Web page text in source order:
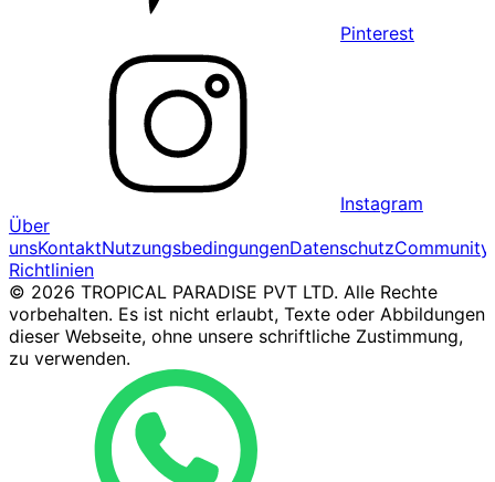
Pinterest
Instagram
Über
unsKontaktNutzungsbedingungenDatenschutz
Richtlinien
© 2026 TROPICAL PARADISE PVT LTD. Alle Rechte
vorbehalten. Es ist nicht erlaubt, Texte oder Abbildungen
dieser Webseite, ohne unsere schriftliche Zustimmung,
zu verwenden.